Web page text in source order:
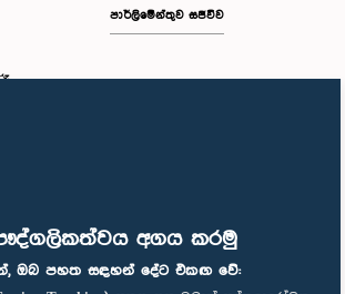
අගය කරමු
ඔබ පහත සඳහන් දේට එකඟ වේ:
පාර්ලිමේන්තුව සජීවීව